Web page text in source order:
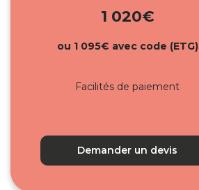
1 020€
ou 1 095€ avec code (ETG)
Facilités de paiement
Demander un devis